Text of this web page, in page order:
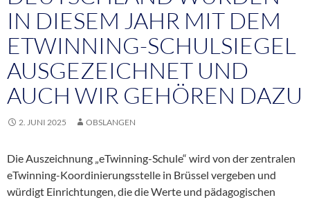
IN DIESEM JAHR MIT DEM
ETWINNING-SCHULSIEGEL
AUSGEZEICHNET UND
AUCH WIR GEHÖREN DAZU
2. JUNI 2025 OBSLANGEN
Die Auszeichnung „eTwinning-Schule“ wird von der zentralen
eTwinning-Koordinierungsstelle in Brüssel vergeben und
würdigt Einrichtungen, die die Werte und pädagogischen